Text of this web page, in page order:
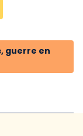
guerre en